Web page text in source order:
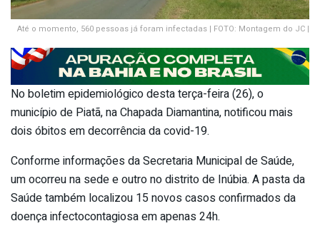
Até o momento, 560 pessoas já foram infectadas | FOTO: Montagem do JC |
No boletim epidemiológico desta terça-feira (26), o
município de Piatã, na Chapada Diamantina, notificou mais
dois óbitos em decorrência da covid-19.
Conforme informações da Secretaria Municipal de Saúde,
um ocorreu na sede e outro no distrito de Inúbia. A pasta da
Saúde também localizou 15 novos casos confirmados da
doença infectocontagiosa em apenas 24h.